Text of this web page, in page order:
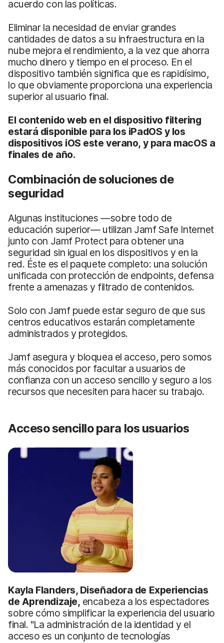
acuerdo con las políticas.
Eliminar la necesidad de enviar grandes
cantidades de datos a su infraestructura en la
nube mejora el rendimiento, a la vez que ahorra
mucho dinero y tiempo en el proceso. En el
dispositivo también significa que es rapidísimo,
lo que obviamente proporciona una experiencia
superior al usuario final.
El contenido web en el dispositivo filtering
estará disponible para los iPadOS y los
dispositivos iOS este verano, y para macOS a
finales de año.
Combinación de soluciones de
seguridad
Algunas instituciones —sobre todo de
educación superior— utilizan Jamf Safe Internet
junto con Jamf Protect para obtener una
seguridad sin igual en los dispositivos y en la
red. Éste es el paquete completo: una solución
unificada con protección de endpoints, defensa
frente a amenazas y filtrado de contenidos.
Solo con Jamf puede estar seguro de que sus
centros educativos estarán completamente
administrados y protegidos.
Jamf asegura y bloquea el acceso, pero somos
más conocidos por facultar a usuarios de
confianza con un acceso sencillo y seguro a los
recursos que necesiten para hacer su trabajo.
Acceso sencillo para los usuarios
Kayla Flanders, Diseñadora de Experiencias
de Aprendizaje, encabeza a los espectadores
sobre cómo simplificar la experiencia del usuario
final. "La administración de la identidad y el
acceso es un conjunto de tecnologías